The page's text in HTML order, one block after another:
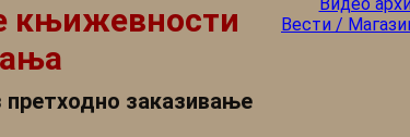
Вести /
књижевности
заказивање